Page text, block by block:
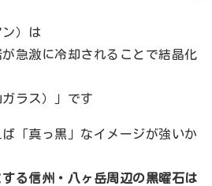
）は
急激に冷却されることで結晶化
ガラス）」です
「真っ黒」なイメージが強いか
る信州・八ヶ岳周辺の黒曜石は